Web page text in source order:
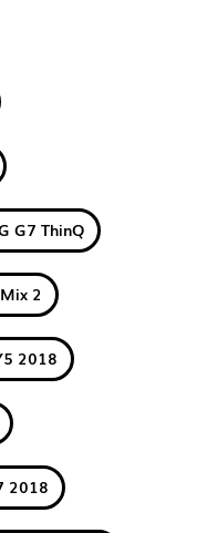
G7 ThinQ
2
2018
2018